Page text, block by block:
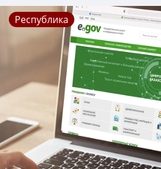
Республика